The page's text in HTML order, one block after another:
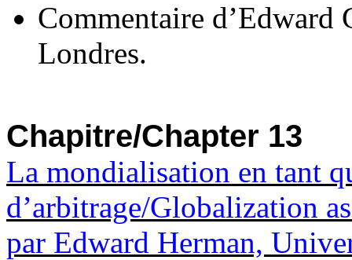
Commentaire
Londres.
Chapitre/Chapter 13
La mondialisation en tant
d’arbitrage/Globalization
par Edward Herman,